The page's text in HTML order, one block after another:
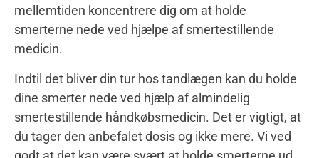
mellemtiden koncentrere dig om at holde
smerterne nede ved hjælpe af smertestillende
medicin.
Indtil det bliver din tur hos tandlægen kan du holde
dine smerter nede ved hjælp af almindelig
smertestillende håndkøbsmedicin. Det er vigtigt, at
du tager den anbefalet dosis og ikke mere. Vi ved